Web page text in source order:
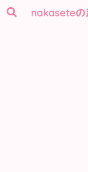
nakaseteの